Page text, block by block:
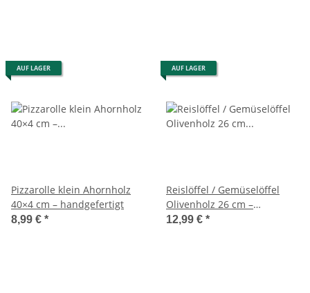
AUF LAGER
Pizzarolle klein Ahornholz
40×4 cm – handgefertigt
8,99 € *
AUF LAGER
Reislöffel / Gemüselöffel
Olivenholz 26 cm –
handgefertigt
12,99 € *